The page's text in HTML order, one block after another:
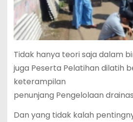
Tidak hanya teori saja dalam
juga Peserta Pelatihan dilatih
keterampilan
penunjang Pengelolaan
Dan yang tidak kalah